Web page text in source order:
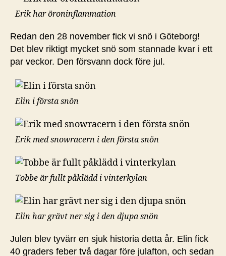
Erik har öroninflammation
Redan den 28 november fick vi snö i Göteborg!
Det blev riktigt mycket snö som stannade kvar i ett
par veckor. Den försvann dock före jul.
Elin i första snön
Erik med snowracern i den första snön
Tobbe är fullt påklädd i vinterkylan
Elin har grävt ner sig i den djupa snön
Julen blev tyvärr en sjuk historia detta år. Elin fick
40 graders feber två dagar före julafton, och sedan